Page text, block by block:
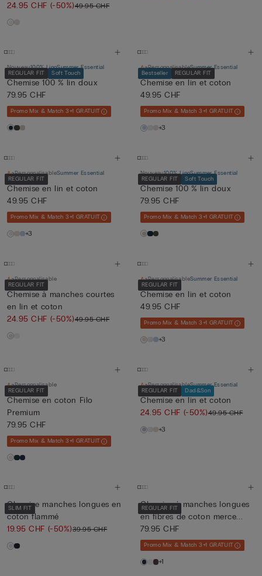
24.95 CHF (-50%)49.95 CHF
REGULAR FIT Soft Touch
Nouveau100% LinoSummer Essential
Chemise 100 % lin doux
79.95 CHF
Promo Mix & Match 3+1 GRATUIT
Bestseller REGULAR FIT
PersonnalisableSummer Essential
Chemise en lin et coton
49.95 CHF
Promo Mix & Match 3+1 GRATUIT
+3
REGULAR FIT
PersonnalisableSummer Essential
Chemise en lin et coton
49.95 CHF
Promo Mix & Match 3+1 GRATUIT
+3
REGULAR FIT Soft Touch
Nouveau100% LinoSummer Essential
Chemise 100 % lin doux
79.95 CHF
Promo Mix & Match 3+1 GRATUIT
REGULAR FIT
Personnalisable
Chemise à manches courtes
en lin et coton
24.95 CHF (-50%)49.95 CHF
REGULAR FIT
PersonnalisableSummer Essential
Chemise en lin et coton
49.95 CHF
Promo Mix & Match 3+1 GRATUIT
+3
REGULAR FIT
Personnalisable
Chemise en coton Filo
Premium
79.95 CHF
Promo Mix & Match 3+1 GRATUIT
REGULAR FIT Dad&Son
PersonnalisableSummer Essential
Chemise en lin et coton
24.95 CHF (-50%)49.95 CHF
+3
SLIM FIT
Chemise manches longues en
coton flammé
19.95 CHF (-50%)39.95 CHF
REGULAR FIT
Chemise à manches longues
en fibres de coton merce...
79.95 CHF
Promo Mix & Match 3+1 GRATUIT
+1